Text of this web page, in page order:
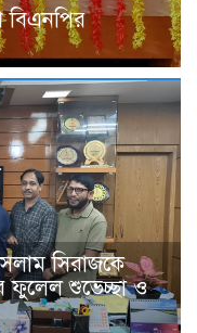
বিএনপির
সিরাজকে
ফুলেল শুভেচ্ছা ও